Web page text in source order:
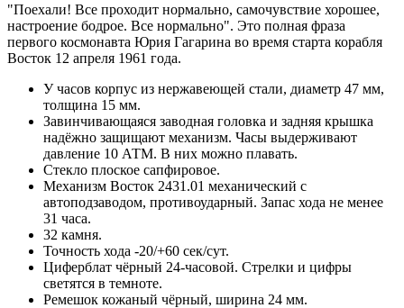
"Поехали! Все проходит нормально, самочувствие хорошее,
настроение бодрое. Все нормально". Это полная фраза
первого космонавта Юрия Гагарина во время старта корабля
Восток 12 апреля 1961 года.
У часов корпус из нержавеющей стали, диаметр 47 мм,
толщина 15 мм.
Завинчивающаяся заводная головка и задняя крышка
надёжно защищают механизм. Часы выдерживают
давление 10 АТМ. В них можно плавать.
Стекло плоское сапфировое.
Механизм Восток 2431.01 механический с
автоподзаводом, противоударный. Запас хода не менее
31 часа.
32 камня.
Точность хода -20/+60 сек/сут.
Циферблат чёрный 24-часовой. Стрелки и цифры
светятся в темноте.
Ремешок кожаный чёрный, ширина 24 мм.